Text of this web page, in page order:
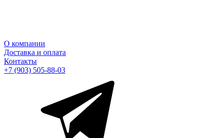
О компании
Доставка и оплата
Контакты
+7 (903) 505-88-03